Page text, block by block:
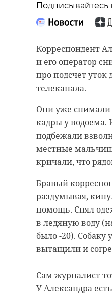
Подписывайтесь
Корреспондент
и его оператор
про подсчет уток
телеканала.
Они уже снимали
кадры у
подбежали
местные
кричали, что
Бравый
раздумывая,
помощь. Снял
в ледяную воду
было -20). Собаку
вытащили и
Сам журналист
У Александра